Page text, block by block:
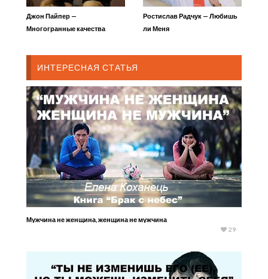
Джон Пайпер —
Многогранные качества
Ростислав Радчук — Любишь
ли Меня
ИНТЕРЕСНАЯ СТАТЬЯ
Мужчина не женщина, женщина не мужчина
29